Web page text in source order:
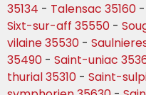
35134 - Talensac 35160 -
Sixt-sur-aff 35550 -
vilaine 35530 -
35490 - Saint-uniac
thurial 35310 - Saint-